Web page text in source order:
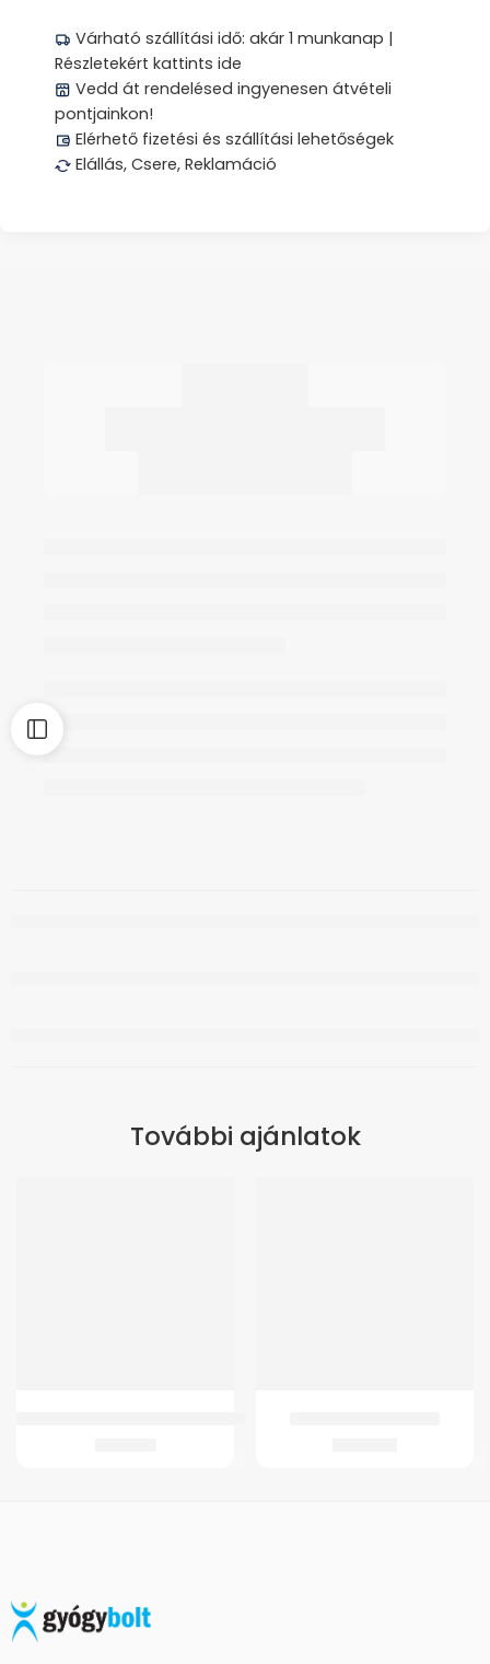
Várható szállítási idő: akár 1 munkanap |
Részletekért kattints ide
Vedd át rendelésed ingyenesen átvételi
pontjainkon!
Elérhető fizetési és szállítási lehetőségek
Elállás, Csere, Reklamáció
További ajánlatok